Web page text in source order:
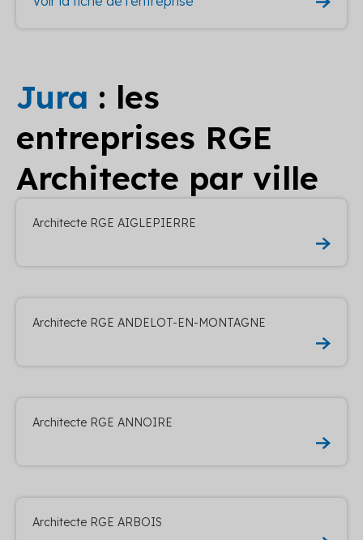
Jura : les
entreprises RGE
Architecte par ville
Architecte RGE AIGLEPIERRE
Architecte RGE ANDELOT-EN-MONTAGNE
Architecte RGE ANNOIRE
Architecte RGE ARBOIS